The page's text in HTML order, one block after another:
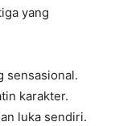
yang
sensasional.
karakter.
luka sendiri.